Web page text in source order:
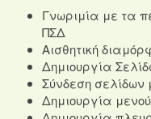
Γνωριμία με τα
ΠΣΔ
Αισθητική
Δημιουργία
Σύνδεση σελίδων
Δημιουργία μενού